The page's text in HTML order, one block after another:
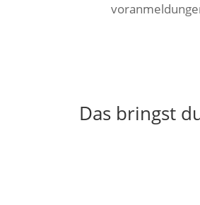
Das bringst